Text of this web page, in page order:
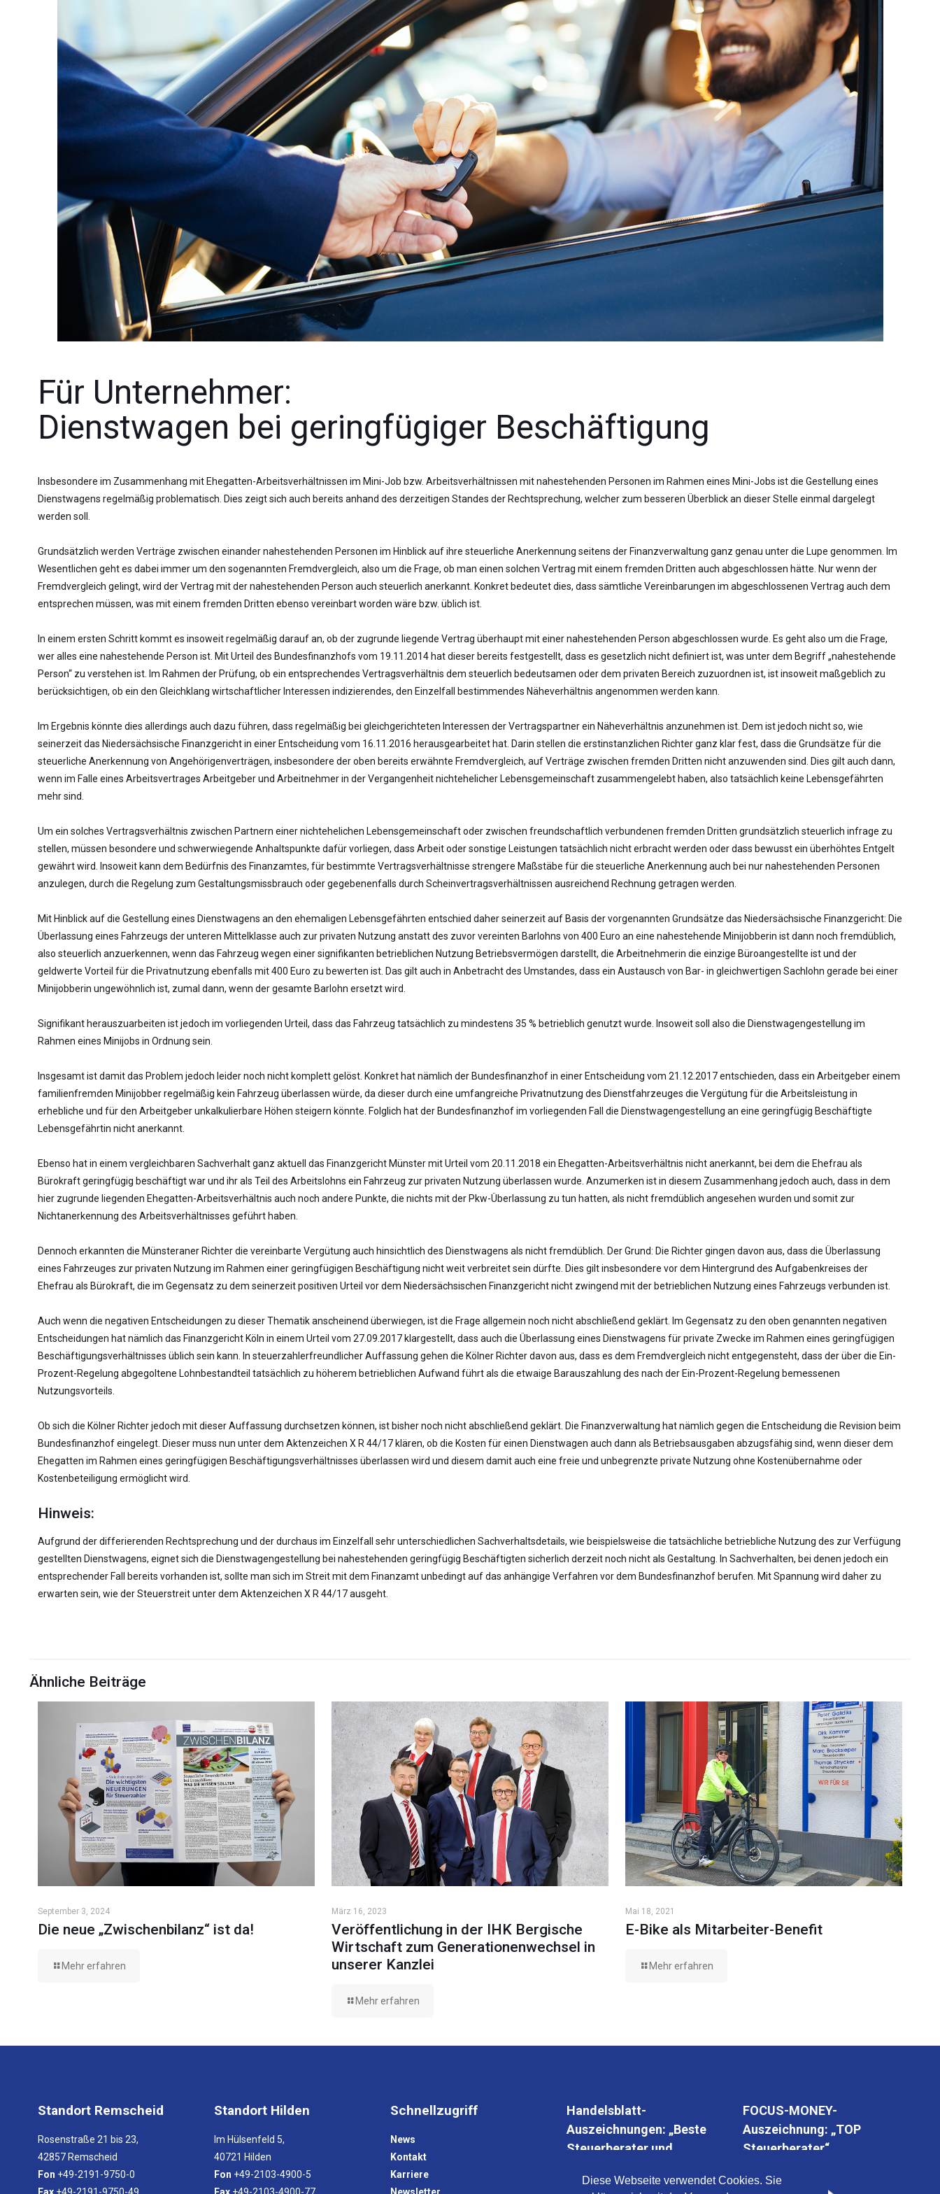
Diese Webseite verwendet Cookies. Sie
Für Unternehmer:
Dienstwagen bei geringfügiger Beschäftigung
Insbesondere im Zusammenhang mit Ehegatten-Arbeitsverhältnissen im Mini-Job bzw. Arbeitsverhältnissen mit nahestehenden Personen im Rahmen eines Mini-Jobs ist die Gestellung eines
Dienstwagens regelmäßig problematisch. Dies zeigt sich auch bereits anhand des derzeitigen Standes der Rechtsprechung, welcher zum besseren Überblick an dieser Stelle einmal dargelegt
werden soll.
Grundsätzlich werden Verträge zwischen einander nahestehenden Personen im Hinblick auf ihre steuerliche Anerkennung seitens der Finanzverwaltung ganz genau unter die Lupe genommen. Im
Wesentlichen geht es dabei immer um den sogenannten Fremdvergleich, also um die Frage, ob man einen solchen Vertrag mit einem fremden Dritten auch abgeschlossen hätte. Nur wenn der
Fremdvergleich gelingt, wird der Vertrag mit der nahestehenden Person auch steuerlich anerkannt. Konkret bedeutet dies, dass sämtliche Vereinbarungen im abgeschlossenen Vertrag auch dem
entsprechen müssen, was mit einem fremden Dritten ebenso vereinbart worden wäre bzw. üblich ist.
In einem ersten Schritt kommt es insoweit regelmäßig darauf an, ob der zugrunde liegende Vertrag überhaupt mit einer nahestehenden Person abgeschlossen wurde. Es geht also um die Frage,
wer alles eine nahestehende Person ist. Mit Urteil des Bundesfinanzhofs vom 19.11.2014 hat dieser bereits festgestellt, dass es gesetzlich nicht definiert ist, was unter dem Begriff „nahestehende
Person“ zu verstehen ist. Im Rahmen der Prüfung, ob ein entsprechendes Vertragsverhältnis dem steuerlich bedeutsamen oder dem privaten Bereich zuzuordnen ist, ist insoweit maßgeblich zu
berücksichtigen, ob ein den Gleichklang wirtschaftlicher Interessen indizierendes, den Einzelfall bestimmendes Näheverhältnis angenommen werden kann.
Im Ergebnis könnte dies allerdings auch dazu führen, dass regelmäßig bei gleichgerichteten Interessen der Vertragspartner ein Näheverhältnis anzunehmen ist. Dem ist jedoch nicht so, wie
seinerzeit das Niedersächsische Finanzgericht in einer Entscheidung vom 16.11.2016 herausgearbeitet hat. Darin stellen die erstinstanzlichen Richter ganz klar fest, dass die Grundsätze für die
steuerliche Anerkennung von Angehörigenverträgen, insbesondere der oben bereits erwähnte Fremdvergleich, auf Verträge zwischen fremden Dritten nicht anzuwenden sind. Dies gilt auch dann,
wenn im Falle eines Arbeitsvertrages Arbeitgeber und Arbeitnehmer in der Vergangenheit nichtehelicher Lebensgemeinschaft zusammengelebt haben, also tatsächlich keine Lebensgefährten
mehr sind.
Um ein solches Vertragsverhältnis zwischen Partnern einer nichtehelichen Lebensgemeinschaft oder zwischen freundschaftlich verbundenen fremden Dritten grundsätzlich steuerlich infrage zu
stellen, müssen besondere und schwerwiegende Anhaltspunkte dafür vorliegen, dass Arbeit oder sonstige Leistungen tatsächlich nicht erbracht werden oder dass bewusst ein überhöhtes Entgelt
gewährt wird. Insoweit kann dem Bedürfnis des Finanzamtes, für bestimmte Vertragsverhältnisse strengere Maßstäbe für die steuerliche Anerkennung auch bei nur nahestehenden Personen
anzulegen, durch die Regelung zum Gestaltungsmissbrauch oder gegebenenfalls durch Scheinvertragsverhältnissen ausreichend Rechnung getragen werden.
Mit Hinblick auf die Gestellung eines Dienstwagens an den ehemaligen Lebensgefährten entschied daher seinerzeit auf Basis der vorgenannten Grundsätze das Niedersächsische Finanzgericht: Die
Überlassung eines Fahrzeugs der unteren Mittelklasse auch zur privaten Nutzung anstatt des zuvor vereinten Barlohns von 400 Euro an eine nahestehende Minijobberin ist dann noch fremdüblich,
also steuerlich anzuerkennen, wenn das Fahrzeug wegen einer signifikanten betrieblichen Nutzung Betriebsvermögen darstellt, die Arbeitnehmerin die einzige Büroangestellte ist und der
geldwerte Vorteil für die Privatnutzung ebenfalls mit 400 Euro zu bewerten ist. Das gilt auch in Anbetracht des Umstandes, dass ein Austausch von Bar- in gleichwertigen Sachlohn gerade bei einer
Minijobberin ungewöhnlich ist, zumal dann, wenn der gesamte Barlohn ersetzt wird.
Signifikant herauszuarbeiten ist jedoch im vorliegenden Urteil, dass das Fahrzeug tatsächlich zu mindestens 35 % betrieblich genutzt wurde. Insoweit soll also die Dienstwagengestellung im
Rahmen eines Minijobs in Ordnung sein.
Insgesamt ist damit das Problem jedoch leider noch nicht komplett gelöst. Konkret hat nämlich der Bundesfinanzhof in einer Entscheidung vom 21.12.2017 entschieden, dass ein Arbeitgeber einem
familienfremden Minijobber regelmäßig kein Fahrzeug überlassen würde, da dieser durch eine umfangreiche Privatnutzung des Dienstfahrzeuges die Vergütung für die Arbeitsleistung in
erhebliche und für den Arbeitgeber unkalkulierbare Höhen steigern könnte. Folglich hat der Bundesfinanzhof im vorliegenden Fall die Dienstwagengestellung an eine geringfügig Beschäftigte
Lebensgefährtin nicht anerkannt.
Ebenso hat in einem vergleichbaren Sachverhalt ganz aktuell das Finanzgericht Münster mit Urteil vom 20.11.2018 ein Ehegatten-Arbeitsverhältnis nicht anerkannt, bei dem die Ehefrau als
Bürokraft geringfügig beschäftigt war und ihr als Teil des Arbeitslohns ein Fahrzeug zur privaten Nutzung überlassen wurde. Anzumerken ist in diesem Zusammenhang jedoch auch, dass in dem
hier zugrunde liegenden Ehegatten-Arbeitsverhältnis auch noch andere Punkte, die nichts mit der Pkw-Überlassung zu tun hatten, als nicht fremdüblich angesehen wurden und somit zur
Nichtanerkennung des Arbeitsverhältnisses geführt haben.
Dennoch erkannten die Münsteraner Richter die vereinbarte Vergütung auch hinsichtlich des Dienstwagens als nicht fremdüblich. Der Grund: Die Richter gingen davon aus, dass die Überlassung
eines Fahrzeuges zur privaten Nutzung im Rahmen einer geringfügigen Beschäftigung nicht weit verbreitet sein dürfte. Dies gilt insbesondere vor dem Hintergrund des Aufgabenkreises der
Ehefrau als Bürokraft, die im Gegensatz zu dem seinerzeit positiven Urteil vor dem Niedersächsischen Finanzgericht nicht zwingend mit der betrieblichen Nutzung eines Fahrzeugs verbunden ist.
Auch wenn die negativen Entscheidungen zu dieser Thematik anscheinend überwiegen, ist die Frage allgemein noch nicht abschließend geklärt. Im Gegensatz zu den oben genannten negativen
Entscheidungen hat nämlich das Finanzgericht Köln in einem Urteil vom 27.09.2017 klargestellt, dass auch die Überlassung eines Dienstwagens für private Zwecke im Rahmen eines geringfügigen
Beschäftigungsverhältnisses üblich sein kann. In steuerzahlerfreundlicher Auffassung gehen die Kölner Richter davon aus, dass es dem Fremdvergleich nicht entgegensteht, dass der über die Ein-
Prozent-Regelung abgegoltene Lohnbestandteil tatsächlich zu höherem betrieblichen Aufwand führt als die etwaige Barauszahlung des nach der Ein-Prozent-Regelung bemessenen
Nutzungsvorteils.
Ob sich die Kölner Richter jedoch mit dieser Auffassung durchsetzen können, ist bisher noch nicht abschließend geklärt. Die Finanzverwaltung hat nämlich gegen die Entscheidung die Revision beim
Bundesfinanzhof eingelegt. Dieser muss nun unter dem Aktenzeichen X R 44/17 klären, ob die Kosten für einen Dienstwagen auch dann als Betriebsausgaben abzugsfähig sind, wenn dieser dem
Ehegatten im Rahmen eines geringfügigen Beschäftigungsverhältnisses überlassen wird und diesem damit auch eine freie und unbegrenzte private Nutzung ohne Kostenübernahme oder
Kostenbeteiligung ermöglicht wird.
Hinweis:
Aufgrund der differierenden Rechtsprechung und der durchaus im Einzelfall sehr unterschiedlichen Sachverhaltsdetails, wie beispielsweise die tatsächliche betriebliche Nutzung des zur Verfügung
gestellten Dienstwagens, eignet sich die Dienstwagengestellung bei nahestehenden geringfügig Beschäftigten sicherlich derzeit noch nicht als Gestaltung. In Sachverhalten, bei denen jedoch ein
entsprechender Fall bereits vorhanden ist, sollte man sich im Streit mit dem Finanzamt unbedingt auf das anhängige Verfahren vor dem Bundesfinanzhof berufen. Mit Spannung wird daher zu
erwarten sein, wie der Steuerstreit unter dem Aktenzeichen X R 44/17 ausgeht.
Ähnliche Beiträge
September 3, 2024
Die neue „Zwischenbilanz“ ist da!
Mehr erfahren
März 16, 2023
Veröffentlichung in der IHK Bergische
Wirtschaft zum Generationenwechsel in
unserer Kanzlei
Mehr erfahren
Mai 18, 2021
E-Bike als Mitarbeiter-Benefit
Mehr erfahren
Standort Remscheid
Rosenstraße 21 bis 23,
42857 Remscheid
Fon +49-2191-9750-0
Standort Hilden
Im Hülsenfeld 5,
40721 Hilden
Fon +49-2103-4900-5
Schnellzugriff
News
Kontakt
Karriere
Handelsblatt-
Auszeichnungen: „Beste
Steuerberater und
FOCUS-MONEY-
Auszeichnung: „TOP
Steuerberater“